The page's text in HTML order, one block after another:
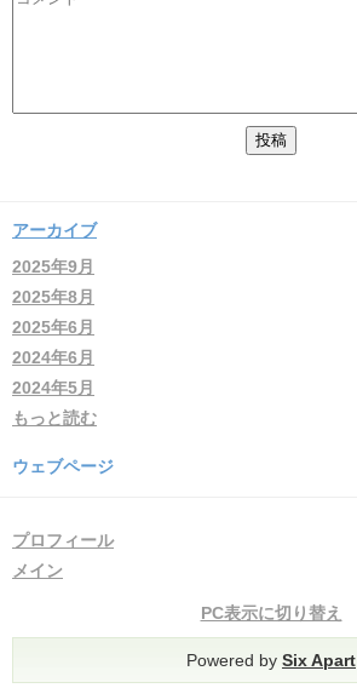
アーカイブ
2025年9月
2025年8月
2025年6月
2024年6月
2024年5月
もっと読む
ウェブページ
プロフィール
メイン
PC表示に切り替え
Powered by Six Apart